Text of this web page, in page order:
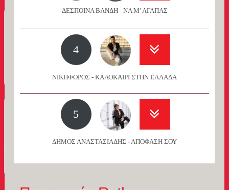
ΔΕΣΠΟΙΝΑ ΒΑΝΔΗ - ΝΑ Μ’ ΑΓΑΠΑΣ
4
ΝΙΚΗΦΟΡΟΣ - ΚΑΛΟΚΑΙΡΙ ΣΤΗΝ ΕΛΛΑΔΑ
5
ΔΗΜΟΣ ΑΝΑΣΤΑΣΙΑΔΗΣ - ΑΠΟΦΑΣΗ ΣΟΥ